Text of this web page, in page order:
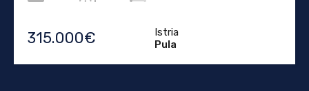
315.000€
Istria
Pula